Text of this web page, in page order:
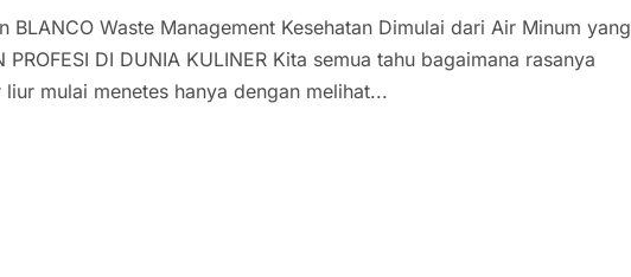
Waste Management Kesehatan Dimulai dari Air Minum yang
DI DUNIA KULINER Kita semua tahu bagaimana rasanya
mulai menetes hanya dengan melihat...